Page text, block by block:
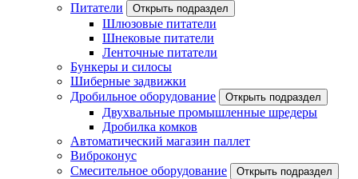
Питатели
Открыть подраздел
Шлюзовые питатели
Шнековые питатели
Ленточные питатели
Бункеры и силосы
Шиберные задвижки
Дробильное оборудование
Открыть подраздел
Двухвальные промышленные шредеры
Дробилка комков
Автоматический магазин паллет
Виброконус
Смесительное оборудование
Открыть подраздел